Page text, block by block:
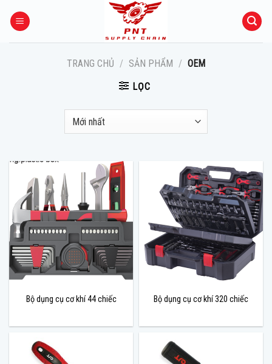
TRANG CHỦ / SẢN PHẨM / OEM
LỌC
Bộ dụng cụ cơ khí 44 chiếc Bộ dụng cụ cơ khí 320 chiếc